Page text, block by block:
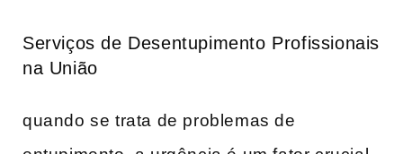
Serviços​ de Desentupimento Profissionais
na União
quando se trata ‍de problemas de